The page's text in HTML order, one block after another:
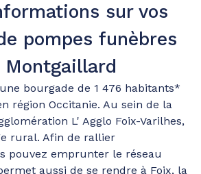
sur vos
pompes funèbres
Montgaillard
bourgade de 1 476 habitants*
région Occitanie. Au sein de la
L' Agglo Foix-Varilhes,
rural. Afin de rallier
pouvez emprunter le réseau
aussi de se rendre à Foix, la